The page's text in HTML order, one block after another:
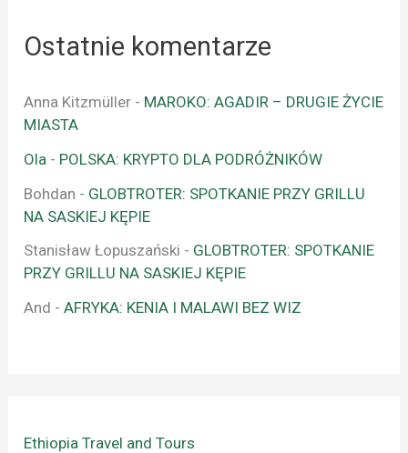
Ostatnie komentarze
Anna Kitzmüller - MAROKO: AGADIR – DRUGIE ŻYCIE
MIASTA
Ola - POLSKA: KRYPTO DLA PODRÓŻNIKÓW
Bohdan - GLOBTROTER: SPOTKANIE PRZY GRILLU
NA SASKIEJ KĘPIE
Stanisław Łopuszański - GLOBTROTER: SPOTKANIE
PRZY GRILLU NA SASKIEJ KĘPIE
And -AFRYKA: KENIA I MALAWI BEZ WIZ
Ethiopia Travel and Tours